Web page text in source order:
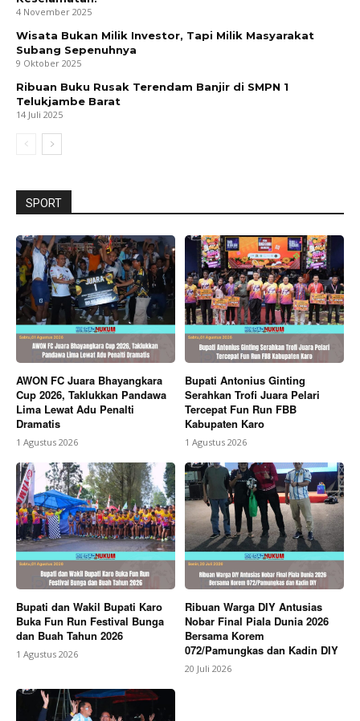
4 November 2025
Wisata Bukan Milik Investor, Tapi Milik Masyarakat
Subang Sepenuhnya
9 Oktober 2025
Ribuan Buku Rusak Terendam Banjir di SMPN 1
Telukjambe Barat
14 Juli 2025
SPORT
AWON FC Juara Bhayangkara
Cup 2026, Taklukkan Pandawa
Lima Lewat Adu Penalti
Dramatis
1 Agustus 2026
Bupati Antonius Ginting
Serahkan Trofi Juara Pelari
Tercepat Fun Run FBB
Kabupaten Karo
1 Agustus 2026
Bupati dan Wakil Bupati Karo
Buka Fun Run Festival Bunga
dan Buah Tahun 2026
1 Agustus 2026
Ribuan Warga DIY Antusias
Nobar Final Piala Dunia 2026
Bersama Korem
072/Pamungkas dan Kadin DIY
20 Juli 2026